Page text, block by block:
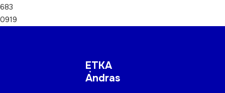
683
0919
ETKA
Andras